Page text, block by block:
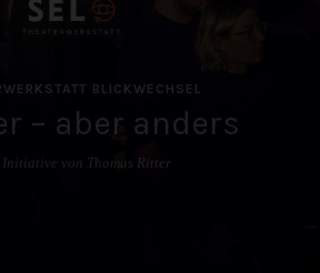
BLICKWECHSEL
– aber anders